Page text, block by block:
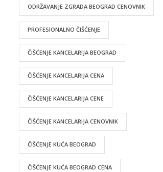
ODRŽAVANJE ZGRADA BEOGRAD CENOVNIK
PROFESIONALNO ČIŠĆENJE
ČIŠĆENJE KANCELARIJA BEOGRAD
ČIŠĆENJE KANCELARIJA CENA
ČIŠĆENJE KANCELARIJA CENE
ČIŠĆENJE KANCELARIJA CENOVNIK
ČIŠĆENJE KUĆA BEOGRAD
ČIŠĆENJE KUĆA BEOGRAD CENA